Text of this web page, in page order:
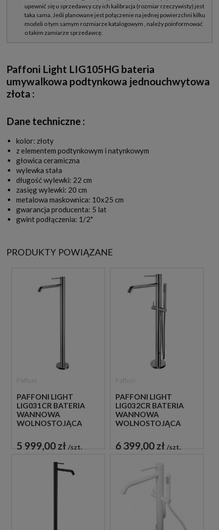
Paffoni Light LIG105HG bateria
umywalkowa podtynkowa jednouchwytowa
złota :
Dane techniczne :
kolor: złoty
z elementem podtynkowym i natynkowym
głowica ceramiczna
wylewka stała
długość wylewki: 22 cm
zasięg wylewki: 20 cm
metalowa maskownica: 10x25 cm
gwarancja producenta: 5 lat
gwint podłączenia: 1/2"
PRODUKTY POWIĄZANE
PAFFONI LIGHT
LIG031CR BATERIA
WANNOWA
WOLNOSTOJĄCA
5 999,00 zł szt.
PAFFONI LIGHT
LIG032CR BATERIA
WANNOWA
WOLNOSTOJĄCA
6 399,00 zł szt.